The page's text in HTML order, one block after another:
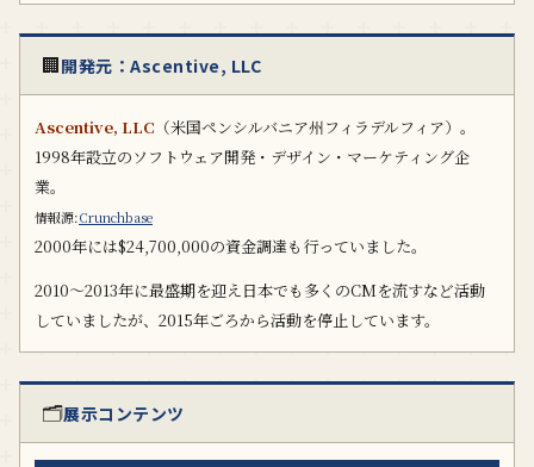
🏢開発元：Ascentive, LLC
Ascentive, LLC （米国ペンシルバニア州フィラデルフィア）。
1998年設立のソフトウェア開発・デザイン・マーケティング企
業。
情報源:Crunchbase
2000年には$24,700,000の資金調達も行っていました。
2010～2013年に最盛期を迎え日本でも多くのCMを流すなど活動
していましたが、2015年ごろから活動を停止しています。
🗂️展示コンテンツ